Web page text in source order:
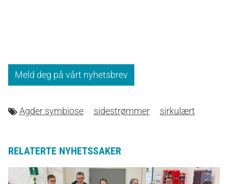
Meld deg på vårt nyhetsbrev
Agder symbiose sidestrømmer sirkulært
RELATERTE NYHETSSAKER